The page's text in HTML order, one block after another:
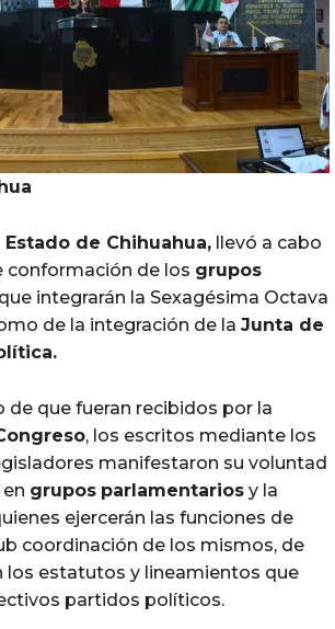
Estado de Chihuahua, llevó a cabo
conformación de los grupos
que integrarán la Sexagésima Octava
de la integración de la Junta de
de que fueran recibidos por la
, los escritos mediante los
manifestaron su voluntad
grupos parlamentarios y la
ejercerán las funciones de
coordinación de los mismos, de
los estatutos y lineamientos que
partidos políticos.